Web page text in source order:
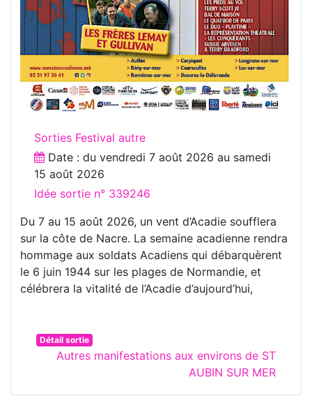
Sorties Festival autre
Date : du vendredi 7 août 2026 au samedi
15 août 2026
Idée sortie n° 339246
Du 7 au 15 août 2026, un vent d’Acadie soufflera
sur la côte de Nacre. La semaine acadienne rendra
hommage aux soldats Acadiens qui débarquèrent
le 6 juin 1944 sur les plages de Normandie, et
célébrera la vitalité de l’Acadie d’aujourd’hui,
Détail sortie
Autres manifestations aux environs de ST
AUBIN SUR MER